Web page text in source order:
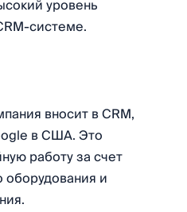
уровень
системе.
вносит в CRM,
в США. Это
работу за счет
оборудования и